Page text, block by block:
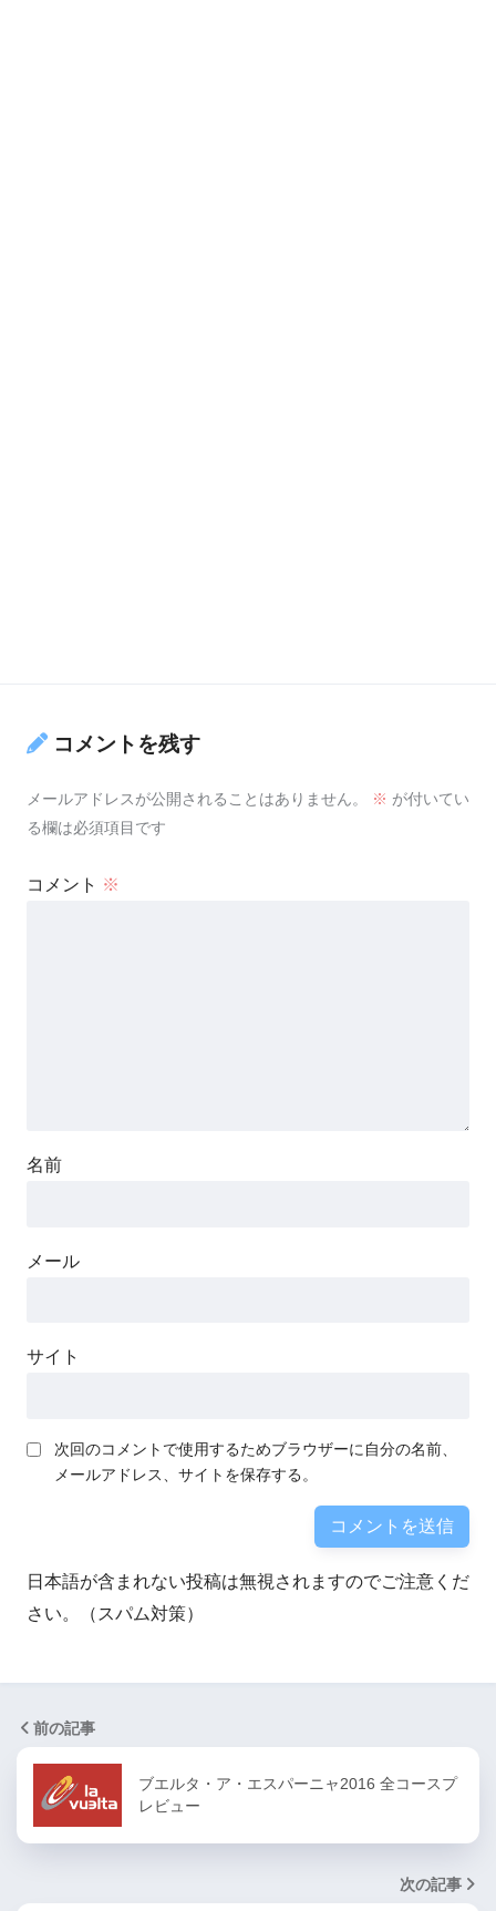
コメントを残す
メールアドレスが公開されることはありません。 ※ が付いてい
る欄は必須項目です
コメント ※
名前
メール
サイト
次回のコメントで使用するためブラウザーに自分の名前、
メールアドレス、サイトを保存する。
日本語が含まれない投稿は無視されますのでご注意くだ
さい。（スパム対策）
前の記事
ブエルタ・ア・エスパーニャ2016 全コースプ
レビュー
次の記事